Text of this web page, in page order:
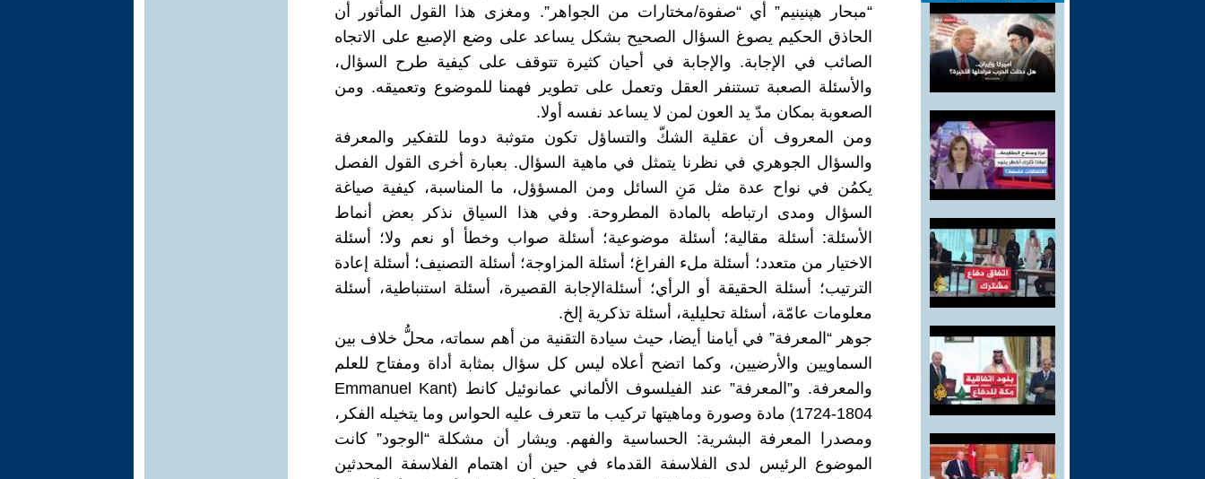
“مبحار هپنينيم” أي “صفوة/مختارات من الجواهر”. ومغزى هذا القول المأثور أن
الحاذق الحكيم يصوغ السؤال الصحيح بشكل يساعد على وضع الإصبع على الاتجاه
الصائب في الإجابة. والإجابة في أحيان كثيرة تتوقف على كيفية طرح السؤال،
والأسئلة الصعبة تستنفر العقل وتعمل على تطوير فهمنا للموضوع وتعميقه. ومن
الصعوبة بمكان مدّ يد العون لمن لا يساعد نفسه أولا.
ومن المعروف أن عقلية الشكّ والتساؤل تكون متوثبة دوما للتفكير والمعرفة
والسؤال الجوهري في نظرنا يتمثل في ماهية السؤال. بعبارة أخرى القول الفصل
يكمُن في نواح عدة مثل مَنِ السائل ومن المسؤؤل، ما المناسبة، كيفية صياغة
السؤال ومدى ارتباطه بالمادة المطروحة. وفي هذا السياق نذكر بعض أنماط
الأسئلة: أسئلة مقالية؛ أسئلة موضوعية؛ أسئلة صواب وخطأ أو نعم ولا؛ أسئلة
الاختيار من متعدد؛ أسئلة ملء الفراغ؛ أسئلة المزاوجة؛ أسئلة التصنيف؛ أسئلة إعادة
الترتيب؛ أسئلة الحقيقة أو الرأي؛ أسئلةالإجابة القصيرة، أسئلة استنباطية، أسئلة
معلومات عامّة، أسئلة تحليلية، أسئلة تذكرية إلخ.
جوهر “المعرفة” في أيامنا أيضا، حيث سيادة التقنية من أهم سماته، محلُّ خلاف بين
السماويين والأرضيين، وكما اتضح أعلاه ليس كل سؤال بمثابة أداة ومفتاح للعلم
والمعرفة. و”المعرفة” عند الفيلسوف الألماني عمانوئيل كانط (Emmanuel Kant
1724-1804) مادة وصورة وماهيتها تركيب ما تتعرف عليه الحواس وما يتخيله الفكر،
ومصدرا المعرفة البشرية: الحساسية والفهم. ويشار أن مشكلة “الوجود” كانت
الموضوع الرئيس لدى الفلاسفة القدماء في حين أن اهتمام الفلاسفة المحدثين